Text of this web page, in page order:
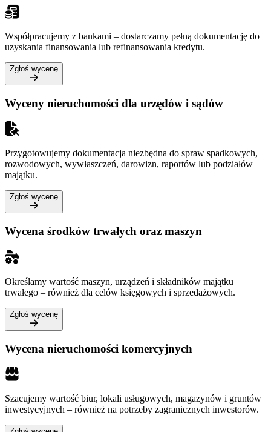
Współpracujemy z bankami – dostarczamy pełną dokumentację do
uzyskania finansowania lub refinansowania kredytu.
Zgłoś wycenę
Wyceny nieruchomości dla urzędów i sądów
Przygotowujemy dokumentacja niezbędna do spraw spadkowych,
rozwodowych, wywłaszczeń, darowizn, raportów lub podziałów
majątku.
Zgłoś wycenę
Wycena środków trwałych oraz maszyn
Określamy wartość maszyn, urządzeń i składników majątku
trwałego – również dla celów księgowych i sprzedażowych.
Zgłoś wycenę
Wycena nieruchomości komercyjnych
Szacujemy wartość biur, lokali usługowych, magazynów i gruntów
inwestycyjnych – również na potrzeby zagranicznych inwestorów.